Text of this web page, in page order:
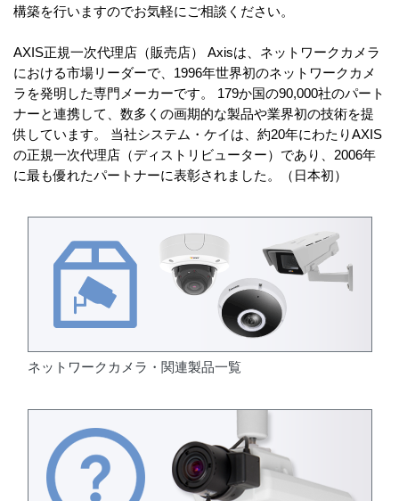
構築を行いますのでお気軽にご相談ください。
AXIS正規一次代理店（販売店） Axisは、ネットワークカメラ
における市場リーダーで、1996年世界初のネットワークカメ
ラを発明した専門メーカーです。 179か国の90,000社のパート
ナーと連携して、数多くの画期的な製品や業界初の技術を提
供しています。 当社システム・ケイは、約20年にわたりAXIS
の正規一次代理店（ディストリビューター）であり、2006年
に最も優れたパートナーに表彰されました。（日本初）
ネットワークカメラ・関連製品一覧